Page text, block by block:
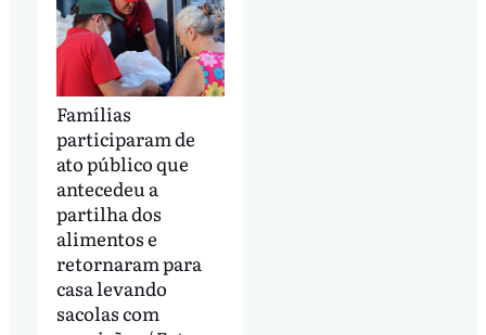
Famílias
participaram de
ato público que
antecedeu a
partilha dos
alimentos e
retornaram para
casa levando
sacolas com